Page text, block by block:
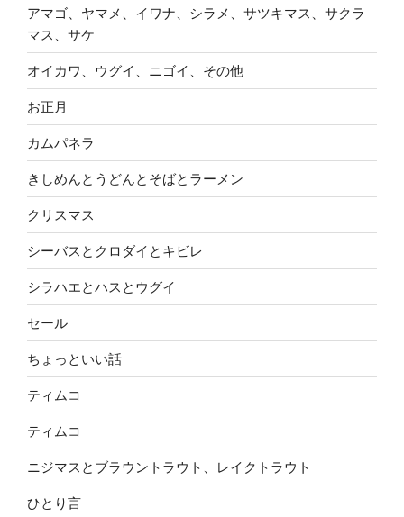
アマゴ、ヤマメ、イワナ、シラメ、サツキマス、サクラ
マス、サケ
オイカワ、ウグイ、ニゴイ、その他
お正月
カムパネラ
きしめんとうどんとそばとラーメン
クリスマス
シーバスとクロダイとキビレ
シラハエとハスとウグイ
セール
ちょっといい話
ティムコ
ティムコ
ニジマスとブラウントラウト、レイクトラウト
ひとり言